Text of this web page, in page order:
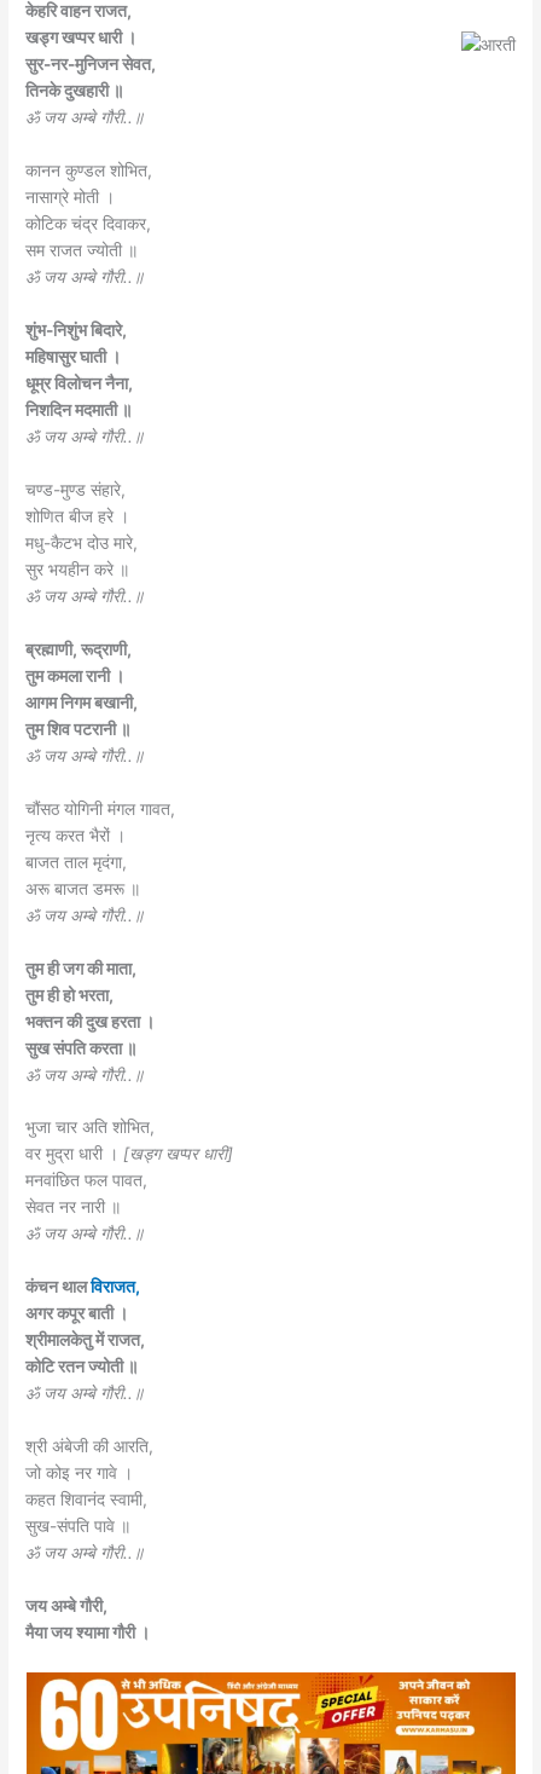
केहरि वाहन राजत,
खड्ग खप्पर धारी ।
सुर-नर-मुनिजन सेवत,
तिनके दुखहारी ॥
ॐ जय अम्बे गौरी..॥
कानन कुण्डल शोभित,
नासाग्रे मोती ।
कोटिक चंद्र दिवाकर,
सम राजत ज्योती ॥
ॐ जय अम्बे गौरी..॥
शुंभ-निशुंभ बिदारे,
महिषासुर घाती ।
धूम्र विलोचन नैना,
निशदिन मदमाती ॥
ॐ जय अम्बे गौरी..॥
चण्ड-मुण्ड संहारे,
शोणित बीज हरे ।
मधु-कैटभ दोउ मारे,
सुर भयहीन करे ॥
ॐ जय अम्बे गौरी..॥
ब्रह्माणी, रूद्राणी,
तुम कमला रानी ।
आगम निगम बखानी,
तुम शिव पटरानी ॥
ॐ जय अम्बे गौरी..॥
चौंसठ योगिनी मंगल गावत,
नृत्य करत भैरों ।
बाजत ताल मृदंगा,
अरू बाजत डमरू ॥
ॐ जय अम्बे गौरी..॥
तुम ही जग की माता,
तुम ही हो भरता,
भक्तन की दुख हरता ।
सुख संपति करता ॥
ॐ जय अम्बे गौरी..॥
भुजा चार अति शोभित,
वर मुद्रा धारी । [खड्ग खप्पर धारी]
मनवांछित फल पावत,
सेवत नर नारी ॥
ॐ जय अम्बे गौरी..॥
कंचन थालविराजत,
अगर कपूर बाती ।
श्रीमालकेतु में राजत,
कोटि रतन ज्योती ॥
ॐ जय अम्बे गौरी..॥
श्री अंबेजी की आरति,
जो कोइ नर गावे ।
कहत शिवानंद स्वामी,
सुख-संपति पावे ॥
ॐ जय अम्बे गौरी..॥
जय अम्बे गौरी,
मैया जय श्यामा गौरी ।